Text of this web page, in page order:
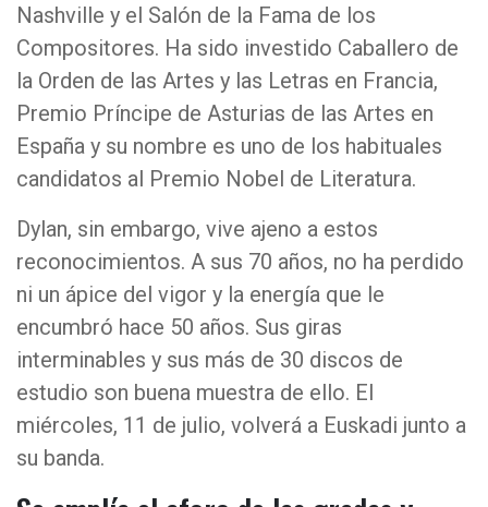
Nashville y el Salón de la Fama de los
Compositores. Ha sido investido Caballero de
la Orden de las Artes y las Letras en Francia,
Premio Príncipe de Asturias de las Artes en
España y su nombre es uno de los habituales
candidatos al Premio Nobel de Literatura.
Dylan, sin embargo, vive ajeno a estos
reconocimientos. A sus 70 años, no ha perdido
ni un ápice del vigor y la energía que le
encumbró hace 50 años. Sus giras
interminables y sus más de 30 discos de
estudio son buena muestra de ello. El
miércoles, 11 de julio, volverá a Euskadi junto a
su banda.